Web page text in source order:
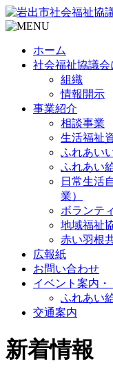
ホーム
社会福祉協議会
組織
情報開示
事業紹介
相談事業
生活福祉
ふれあい
ふれあい
日常生活
業）
ボランテ
地域福祉
赤い羽根
広報紙
お問い合わせ
イベント案内
ふれあい
交通案内
新着情報